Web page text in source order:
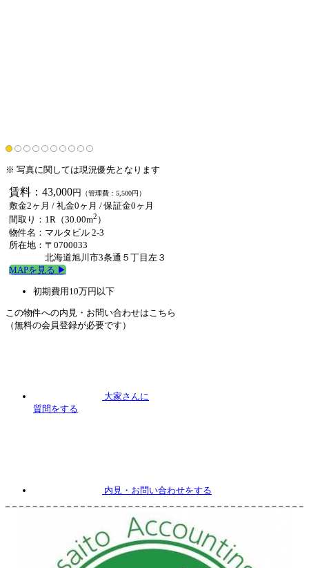
※ 写真に関しては現況優先となります
賃料：43,000円 （管理費：5,500円）
敷金2ヶ月 / 礼金0ヶ月 /保証金0ヶ月
間取り：1R（30.00m2 ）
物件名：マルタビル 2-3
所在地：〒0700033
北海道旭川市3条通５丁目左３
MAPを見る ▶︎
初期費用10万円以下
この物件への内見・お問い合わせはこちら
（無料の会員登録が必要です）
大家さんに
質問をする
内見 ・お問い合わせをする